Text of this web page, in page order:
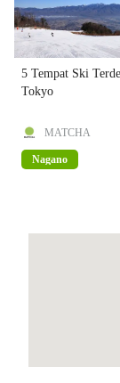
5 Tempat Ski
Tokyo
MATCHA
Nagano